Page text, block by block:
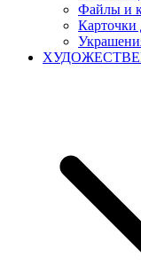
Файлы и
Карточки